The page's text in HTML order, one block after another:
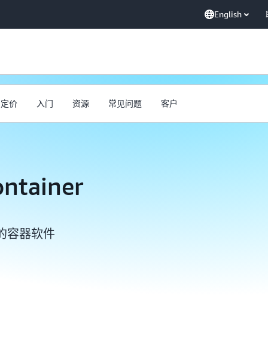
English
定价 入门 资源 常见问题 客户
容器软件